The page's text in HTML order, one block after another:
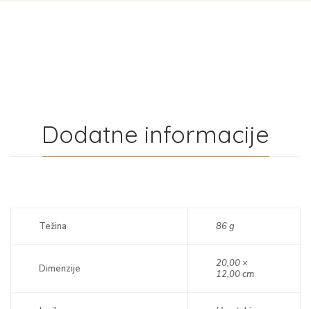
Dodatne informacije
Težina 86 g
Dimenzije
20,00 ×
12,00 cm